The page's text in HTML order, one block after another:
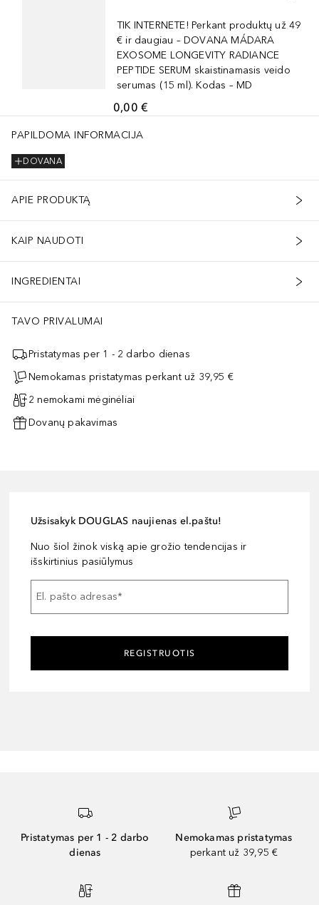
TIK INTERNETE! Perkant produktų už 49
€ ir daugiau – DOVANA MÁDARA
EXOSOME LONGEVITY RADIANCE
PEPTIDE SERUM skaistinamasis veido
serumas (15 ml). Kodas – MD
0,00 €
PAPILDOMA INFORMACIJA
DOVANA
APIE PRODUKTĄ
KAIP NAUDOTI
INGREDIENTAI
TAVO PRIVALUMAI
Pristatymas per 1 - 2 darbo dienas
Nemokamas pristatymas perkant už 39,95 €
2 nemokami mėginėliai
Dovanų pakavimas
Užsisakyk DOUGLAS naujienas el.paštu!
Nuo šiol žinok viską apie grožio tendencijas ir
išskirtinius pasiūlymus
El. pašto adresas*
REGISTRUOTIS
Pristatymas per 1 - 2 darbo
dienas
Nemokamas pristatymas
perkant už 39,95 €